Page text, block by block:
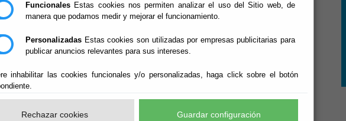
Funcionales Estas cookies nos permiten analizar el uso del Sitio web, de
manera que podamos medir y mejorar el funcionamiento.
Personalizadas Estas cookies son utilizadas por empresas publicitarias para
publicar anuncios relevantes para sus intereses.
inhabilitar las cookies funcionales y/o personalizadas, haga click sobre el botón
Rechazar cookies Guardar configuración
Referencia Catastral Ponencia de Valores